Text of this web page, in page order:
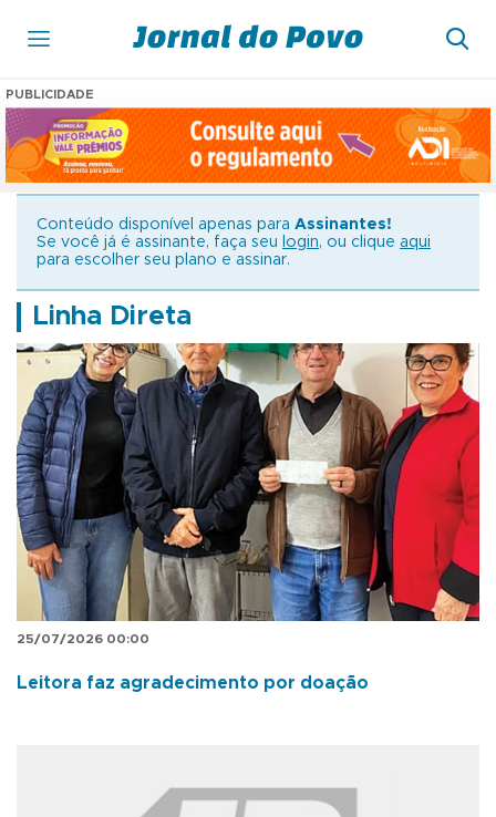
PUBLICIDADE
Conteúdo disponível apenas para Assinantes!
Se você já é assinante, faça seu
login, ou clique aqui
para escolher seu plano e assinar.
Linha Direta
25/07/2026 00:00
Leitora faz agradecimento por doação